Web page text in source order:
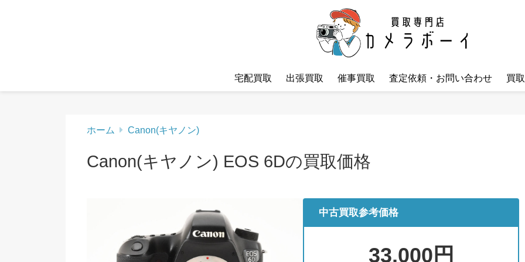
宅配買取 出張買取 催事買取 査定依頼・お問い合わせ 買
ホーム Canon(キヤノン)
Canon(キヤノン) EOS 6Dの買取価格
中古買取参考価格
33,000円